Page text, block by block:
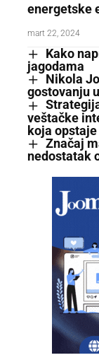
energetske
mart 22, 2024
Kako
jagodama
Nikola
gostovanju
veštačke
koja opstaje
Značaj
nedostatak